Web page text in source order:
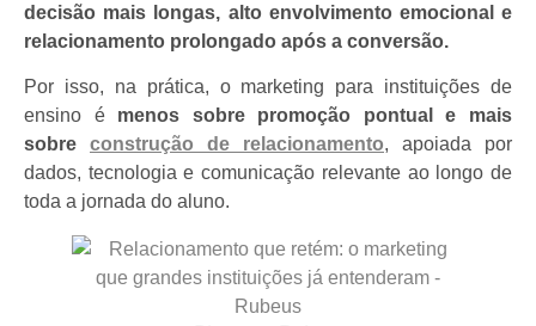
decisão mais longas, alto envolvimento emocional e
relacionamento prolongado após a conversão.
Por isso, na prática, o marketing para instituições de
ensino é menos sobre promoção pontual e mais
sobre construção de relacionamento, apoiada por
dados, tecnologia e comunicação relevante ao longo de
toda a jornada do aluno.